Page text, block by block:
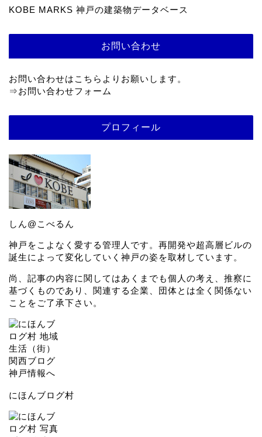
KOBE MARKS 神戸の建築物データベース
お問い合わせ
お問い合わせはこちらよりお願いします。
⇒お問い合わせフォーム
プロフィール
しん@こべるん
神戸をこよなく愛する管理人です。再開発や超高層ビルの
誕生によって変化していく神戸の姿を取材しています。
尚、記事の内容に関してはあくまでも個人の考え、推察に
基づくものであり、関連する企業、団体とは全く関係ない
ことをご了承下さい。
にほんブログ村